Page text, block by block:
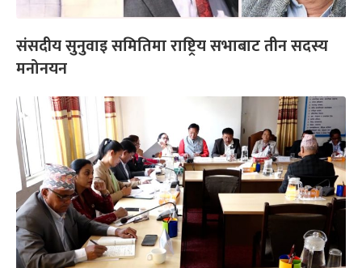
संसदीय सुनुवाइ समितिमा राष्ट्रिय सभाबाट तीन सदस्य
मनोनयन